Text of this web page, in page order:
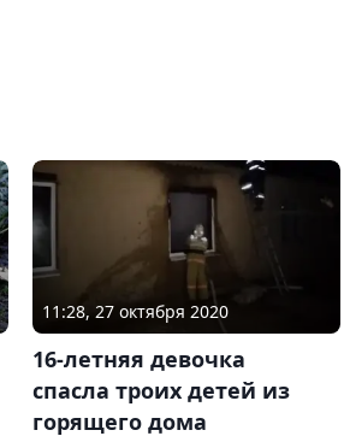
11:28, 27 октября 2020
16-летняя девочка
спасла троих детей из
горящего дома